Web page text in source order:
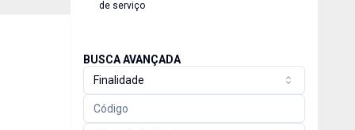
de serviço
BUSCA AVANÇADA
Finalidade